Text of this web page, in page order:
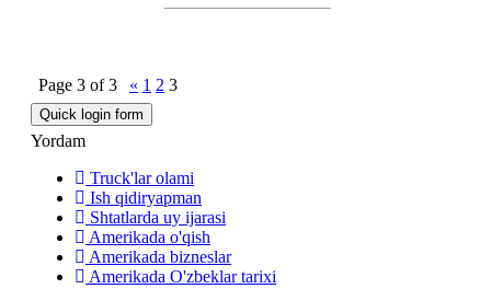
Page 3 of3 « 1 2 3
Yordam
Truck'lar olami
Ish qidiryapman
Shtatlarda uy ijarasi
Amerikada o'qish
Amerikada bizneslar
Amerikada O'zbeklar tarixi